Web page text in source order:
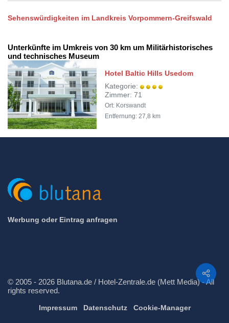
Teilen
Sehenswürdigkeiten im Landkreis Vorpommern-Greifswald
Unterkünfte im Umkreis von 30 km um Militärhistorisches
und technisches Museum
Hotel Baltic Hills Usedom
Kategorie:
Zimmer: 71
Ort: Korswandt
Entfernung: 27,8 km
Werbung oder Eintrag anfragen
© 2005 - 2026 Blutana.de / Hotel-Zentrale.de (Mett Media) - All
rights reserved.
Impressum Datenschutz Cookie-Manager